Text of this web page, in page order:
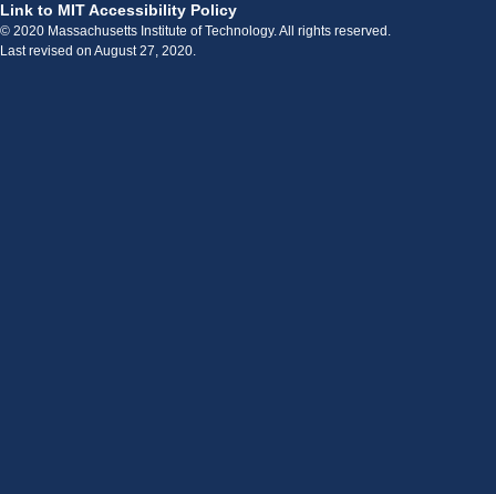
Link to MIT Accessibility Policy
© 2020 Massachusetts Institute of Technology. All rights reserved.
Last revised on August 27, 2020.